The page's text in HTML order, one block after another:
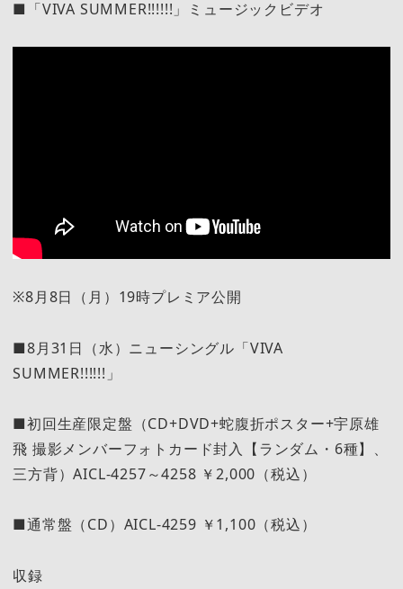
■「VIVA SUMMER!!!!!!」ミュージックビデオ
※8月8日（月）19時プレミア公開
■8月31日（水）ニューシングル「VIVA
SUMMER!!!!!!」
■初回生産限定盤（CD+DVD+蛇腹折ポスター+宇原雄
飛 撮影メンバーフォトカード封入【ランダム・6種】、
三方背）AICL-4257～4258 ￥2,000（税込）
■通常盤（CD）AICL-4259 ￥1,100（税込）
収録